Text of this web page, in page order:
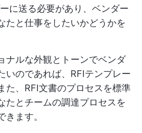
に送る必要があり、ベンダー
たと仕事をしたいかどうかを
ナルな外観とトーンでベンダ
いのであれば、RFIテンプレー
た、RFI文書のプロセスを標準
たとチームの調達プロセスを
きます。